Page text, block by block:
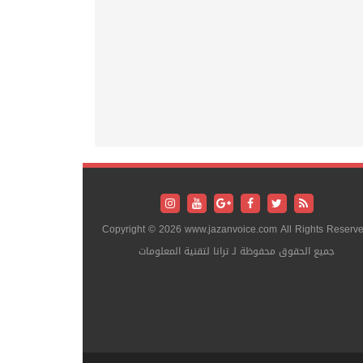
Copyright © 2026 www.jazanvoice.com All Rights
جميع الحقوق محفوظة لـ ترانا لتقنية المعلومات